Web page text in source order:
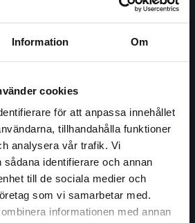
Information Om
cookies
för att anpassa innehållet
tillhandahålla funktioner
analysera vår trafik. Vi
identifierare och annan
till de sociala medier och
som vi samarbetar med.
informationen med annan
fraktregion
1963 och är idag Sveriges
och digitala
utbudet, finns Studentlitteratur med